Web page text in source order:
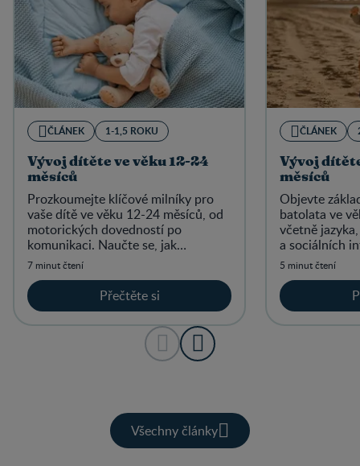
ČLÁNEK 1-1,5 ROKU
Vývoj dítěte ve věku 12-24
měsíců
Prozkoumejte klíčové milníky pro
vaše dítě ve věku 12-24 měsíců, od
motorických dovedností po
komunikaci. Naučte se, jak
podporovat jejich růst během této
7 minut čtení
Přečtěte si
ČLÁNEK
Vývoj
měsíců
Objevte
batolata ve
včetně
a sociálních
tak jejich
5 minut čtení
Všechny články